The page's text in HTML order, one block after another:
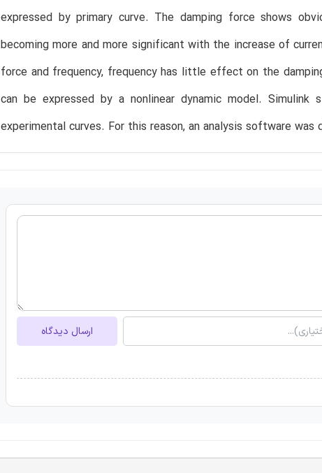
expressed by primary curve. The damping force shows
becoming more and more significant with the increase of
force and frequency, frequency has little effect on the
can be expressed by a nonlinear dynamic model.
experimental curves. For this reason, an analysis software
ارسال دیدگاه